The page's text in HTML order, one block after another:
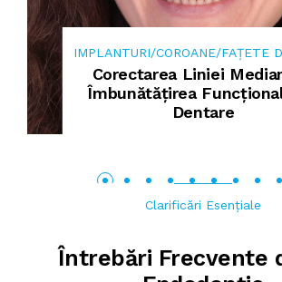
IMPLANTURI/COROANE/FAȚETE
Corectarea Liniei
Îmbunătățirea
Dentare
Clarificări Esențiale
Întrebări Frecvente